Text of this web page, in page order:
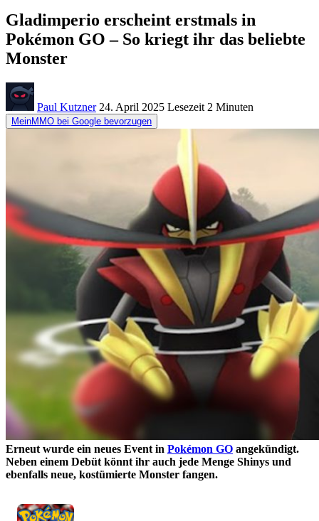
Gladimperio erscheint erstmals in
Pokémon GO – So kriegt ihr das beliebte
Monster
Paul Kutzner 24. April 2025 Lesezeit 2 Minuten
MeinMMO bei Google bevorzugen
Erneut wurde ein neues Event in Pokémon GO angekündigt.
Neben einem Debüt könnt ihr auch jede Menge Shinys und
ebenfalls neue, kostümierte Monster fangen.